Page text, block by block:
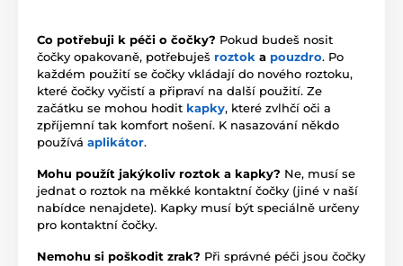
Co potřebuji k péči o čočky? Pokud budeš nosit
čočky opakovaně, potřebuješ roztok a pouzdro. Po
každém použití se čočky vkládají do nového roztoku,
které čočky vyčistí a připraví na další použití. Ze
začátku se mohou hodit kapky, které zvlhčí oči a
zpříjemní tak komfort nošení. K nasazování někdo
používá aplikátor.
Mohu použít jakýkoliv roztok a kapky? Ne, musí se
jednat o roztok na měkké kontaktní čočky (jiné v naší
nabídce nenajdete). Kapky musí být speciálně určeny
pro kontaktní čočky.
Nemohu si poškodit zrak? Při správné péči jsou čočky